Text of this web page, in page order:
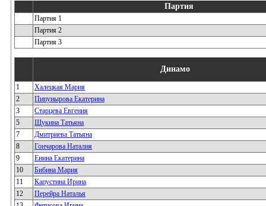
Партия
Партия 1
Партия 2
Партия 3
Динамо
1
Халецкая Мария
2
Пипунырова Екатерина
3
Старцева Евгения
5
Щукина Татьяна
7
Дмитриева Татьяна
8
Гончарова Наталия
9
Енина Екатерина
10
Бибина Мария
11
Капустина Ирина
12
Перейра Наталья